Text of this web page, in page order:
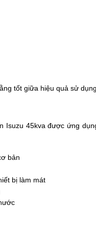
tốt giữa hiệu quả sử
Isuzu 45kva được ứng
bản
bị làm mát